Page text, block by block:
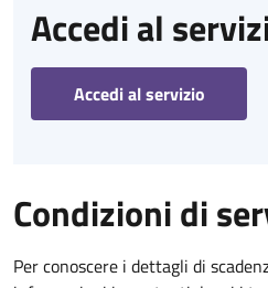
Accedi al
Accedi al servizio
Condizioni di
Per conoscere i dettagli di